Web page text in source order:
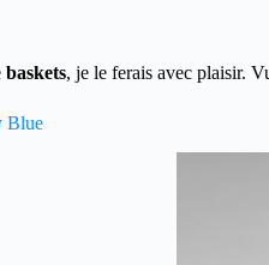
baskets, je le ferais avec plaisir.
Blue